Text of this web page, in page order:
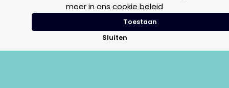
meer in ons cookie beleid
Toestaan
Sluiten